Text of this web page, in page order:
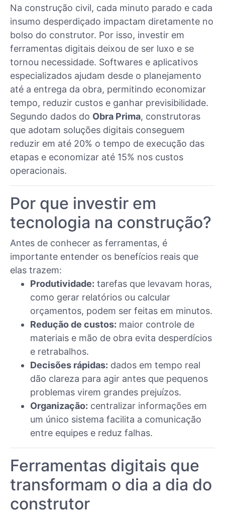
Na construção civil, cada minuto parado e cada
insumo desperdiçado impactam diretamente no
bolso do construtor. Por isso, investir em
ferramentas digitais deixou de ser luxo e se
tornou necessidade. Softwares e aplicativos
especializados ajudam desde o planejamento
até a entrega da obra, permitindo economizar
tempo, reduzir custos e ganhar previsibilidade.
Segundo dados do Obra Prima, construtoras
que adotam soluções digitais conseguem
reduzir em até 20% o tempo de execução das
etapas e economizar até 15% nos custos
operacionais.
Por que investir em
tecnologia na construção?
Antes de conhecer as ferramentas, é
importante entender os benefícios reais que
elas trazem:
Produtividade: tarefas que levavam horas,
como gerar relatórios ou calcular
orçamentos, podem ser feitas em minutos.
Redução de custos: maior controle de
materiais e mão de obra evita desperdícios
e retrabalhos.
Decisões rápidas: dados em tempo real
dão clareza para agir antes que pequenos
problemas virem grandes prejuízos.
Organização: centralizar informações em
um único sistema facilita a comunicação
entre equipes e reduz falhas.
Ferramentas digitais que
transformam o dia a dia do
construtor